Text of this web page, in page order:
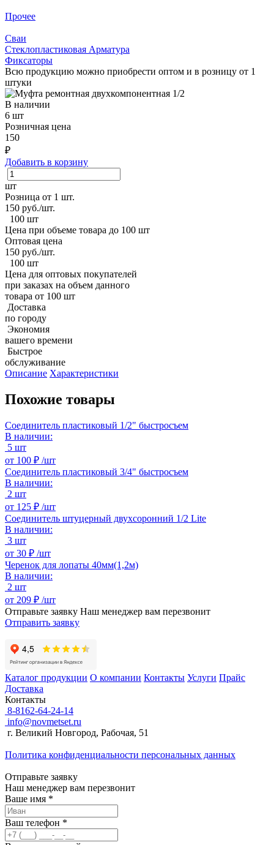
Прочее
Сваи
Стеклопластиковая Арматура
Фиксаторы
Всю продукцию можно приобрести оптом и в розницу от 1
штуки
В наличии
6 шт
Розничная цена
150
₽
Добавить в корзину
шт
Розница от 1 шт.
150 руб./шт.
100 шт
Цена при объеме товара до 100 шт
Оптовая цена
150 руб./шт.
100 шт
Цена для оптовых покупателей
при заказах на объем данного
товара от 100 шт
Доставка
по городу
Экономия
вашего времени
Быстрое
обслуживание
Описание Характеристики
Похожие товары
Соединитель пластиковый 1/2" быстросъем
В наличии:
5 шт
от 100 ₽ /шт
Соединитель пластиковый 3/4" быстросъем
В наличии:
2 шт
от 125 ₽ /шт
Соединитель штуцерный двухсоронний 1/2 Lite
В наличии:
3 шт
от 30 ₽ /шт
Черенок для лопаты 40мм(1,2м)
В наличии:
2 шт
от 209 ₽ /шт
Отправьте заявку Наш менеджер вам перезвонит
Отправить заявку
Каталог продукции О компании Контакты Услуги Прайс
Доставка
Контакты
8-8162-64-24-14
info@novmetset.ru
г. Великий Новгород, Рабочая, 51
Политика конфиденциальности персональных данных
Отправьте заявку
Наш менеджер вам перезвонит
Ваше имя *
Ваш телефон *